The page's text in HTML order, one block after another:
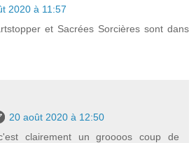
2020 à 11:57
et Sacrées Sorcières sont dans
20 août 2020 à 12:50
clairement un groooos coup de